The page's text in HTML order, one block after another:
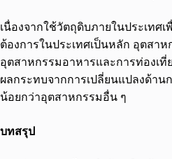
เนื่องจากใช้วัตถุดิบภายในประเทศเ
ต้องการในประเทศเป็นหลัก อุตสา
อุตสาหกรรมอาหารและการท่องเที่
ผลกระทบจากการเปลี่ยนแปลงด้าน
น้อยกว่าอุตสาหกรรมอื่น ๆ
บทสรุป